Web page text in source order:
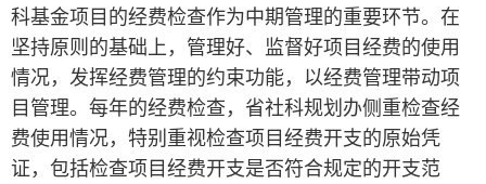
科基金项目的经费检查作为中期管理的重要环节。在
坚持原则的基础上，管理好、监督好项目经费的使用
情况，发挥经费管理的约束功能，以经费管理带动项
目管理。每年的经费检查，省社科规划办侧重检查经
费使用情况，特别重视检查项目经费开支的原始凭
证，包括检查项目经费开支是否符合规定的开支范